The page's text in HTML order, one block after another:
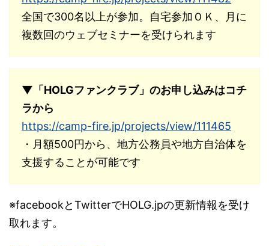
全国で300名以上が参加。自宅参加ＯＫ、月に
複数回のウェブセミナーを受けられます
▼「HOLGファンクラブ」のお申し込みはコチ
ラから
https://camp-fire.jp/projects/view/111465
・月額500円から、地方公務員や地方自治体を
支援することが可能です
※facebookとTwitterでHOLG.jpの更新情報を受け
取れます。